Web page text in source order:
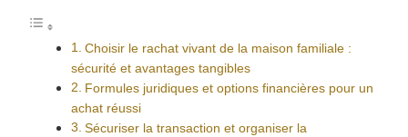
Choisir le rachat vivant de la maison familiale :
sécurité et avantages tangibles
Formules juridiques et options financières pour un
achat réussi
Sécuriser la transaction et organiser la